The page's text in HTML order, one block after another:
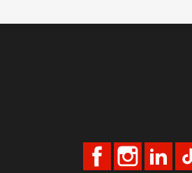
FacebookInstagram